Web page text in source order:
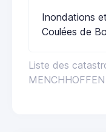
Liste des
MENCHHOFFEN
Inondations
Coulées de